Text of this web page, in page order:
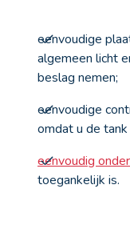
eenvoudige
algemeen licht
beslag nemen;
eenvoudige
omdat u de
eenvoudig
toegankelijk is.